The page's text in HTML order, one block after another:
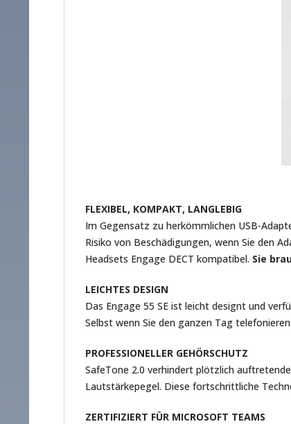
FLEXIBEL, KOMPAKT, LANGLEBIG
Im Gegensatz zu herkömmlichen USB-
Risiko von Beschädigungen, wenn Sie den
Headsets Engage DECT kompatibel. Sie
LEICHTES DESIGN
Das Engage 55 SE ist leicht designt und
Selbst wenn Sie den ganzen Tag
PROFESSIONELLER GEHÖRSCHUTZ
SafeTone 2.0 verhindert plötzlich
Lautstärkepegel. Diese fortschrittliche
ZERTIFIZIERT FÜR MICROSOFT TEAMS